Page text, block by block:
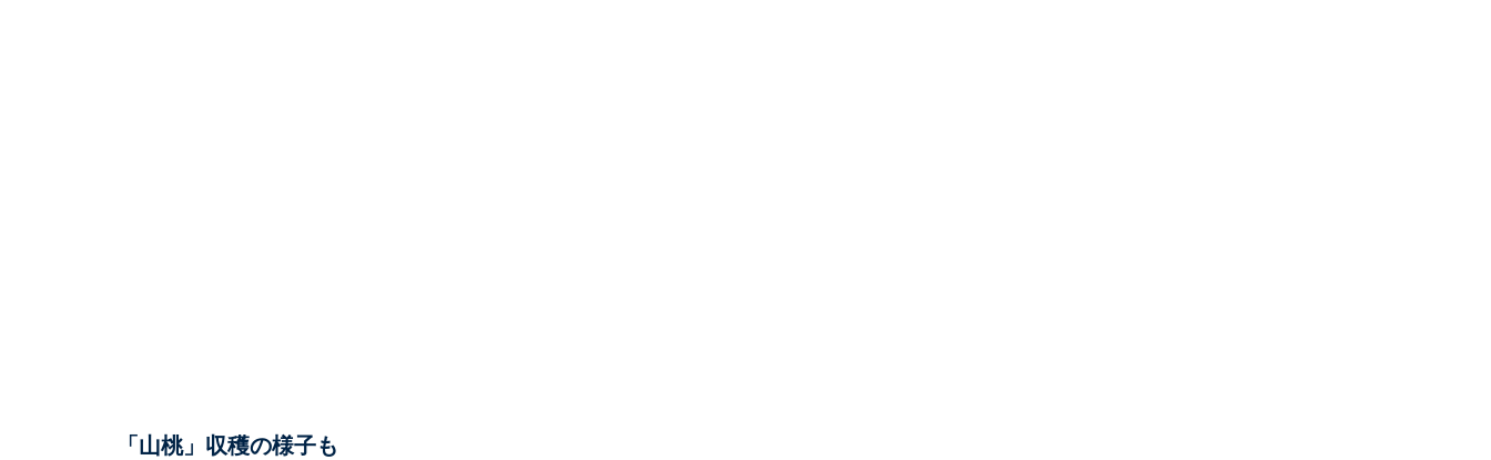
「山桃」収穫の様子も